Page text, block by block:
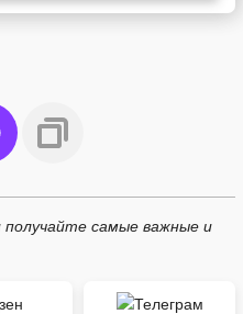
самые важные и